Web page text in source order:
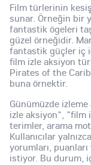
Film türlerinin
sunar. Örneğin bir
fantastik ögeleri
güzel örneğidir.
fantastik güçler iç
film izle aksiyon
Pirates of the
buna örnektir.
Günümüzde
izle aksiyon", "film
terimler, arama
Kullanıcılar
yorumları,
istiyor. Bu durum,